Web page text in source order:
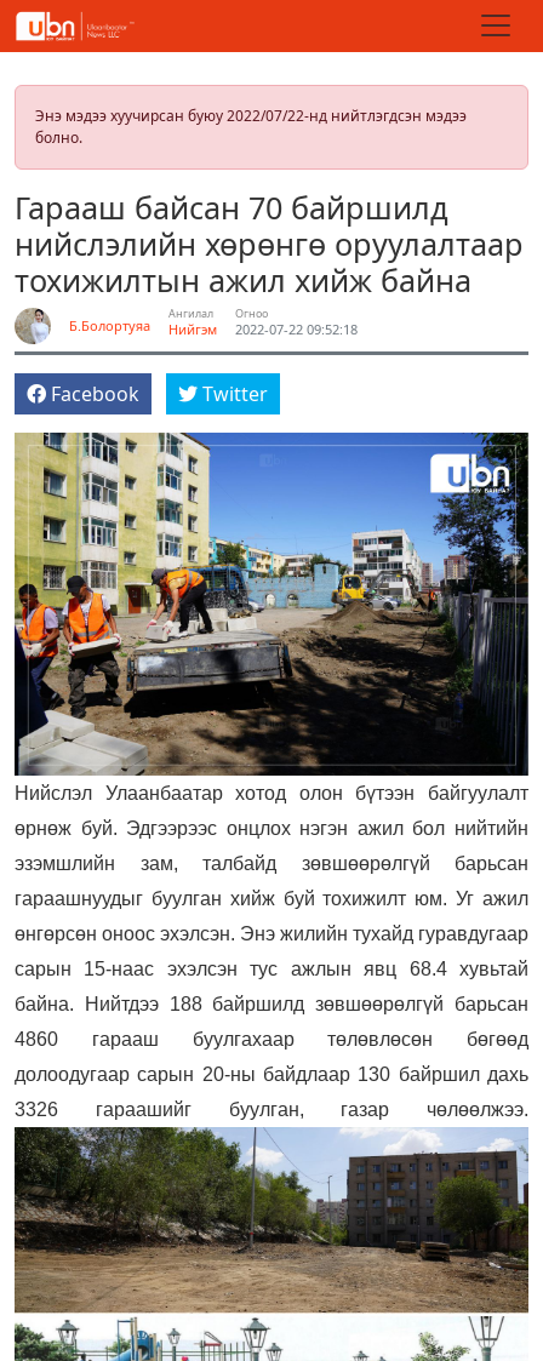
Энэ мэдээ хуучирсан буюу 2022/07/22-нд нийтлэгдсэн мэдээ
болно.
Гарааш байсан 70 байршилд
нийслэлийн хөрөнгө оруулалтаар
тохижилтын ажил хийж байна
Б.Болортуяа
Ангилал
Нийгэм
Огноо
2022-07-22 09:52:18
Facebook Twitter
Нийслэл Улаанбаатар хотод олон бүтээн байгуулалт
өрнөж буй. Эдгээрээс онцлох нэгэн ажил бол нийтийн
эзэмшлийн зам, талбайд зөвшөөрөлгүй барьсан
гараашнуудыг буулган хийж буй тохижилт юм. Уг ажил
өнгөрсөн оноос эхэлсэн. Энэ жилийн тухайд гуравдугаар
сарын 15-наас эхэлсэн тус ажлын явц 68.4 хувьтай
байна. Нийтдээ 188 байршилд зөвшөөрөлгүй барьсан
4860 гарааш буулгахаар төлөвлөсөн бөгөөд
долоодугаар сарын 20-ны байдлаар 130 байршил дахь
3326 гараашийг буулган, газар чөлөөлжээ.